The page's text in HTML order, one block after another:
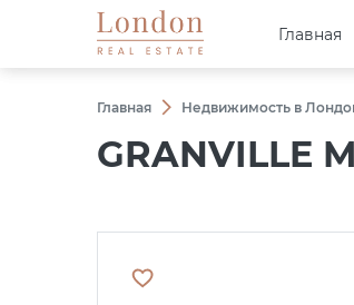
Главная
Главная
Главная Недвижимость в
GRANVILLE